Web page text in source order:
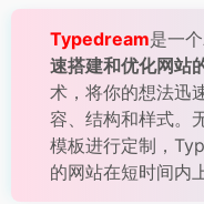
Typedream是一
速搭建和优化网站
术，将你的想法迅
容、结构和样式。
模板进行定制，
的网站在短时间内